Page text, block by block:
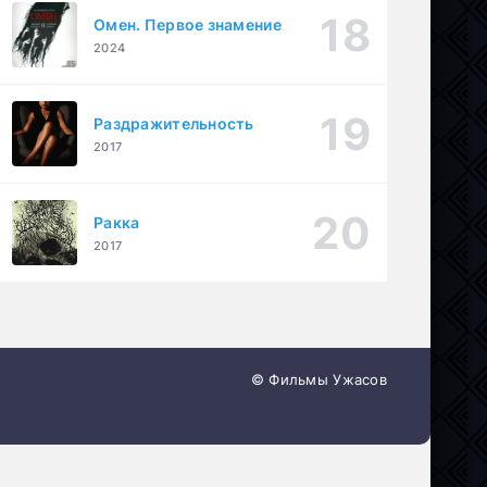
Омен. Первое знамение
2024
Раздражительность
2017
Ракка
2017
© Фильмы Ужасов